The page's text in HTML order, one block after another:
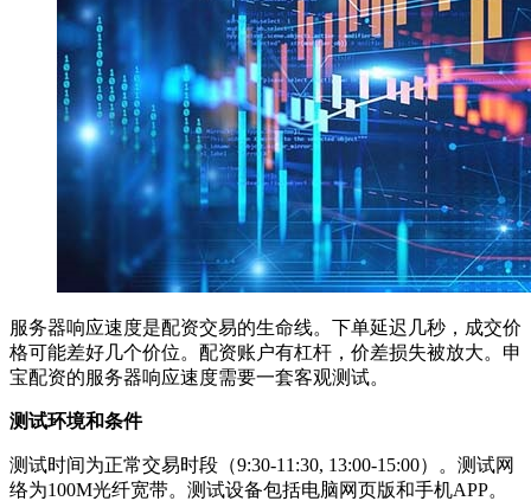
服务器响应速度是配资交易的生命线。下单延迟几秒，成交价
格可能差好几个价位。配资账户有杠杆，价差损失被放大。申
宝配资的服务器响应速度需要一套客观测试。
测试环境和条件
测试时间为正常交易时段（9:30-11:30, 13:00-15:00）。测试网
络为100M光纤宽带。测试设备包括电脑网页版和手机APP。